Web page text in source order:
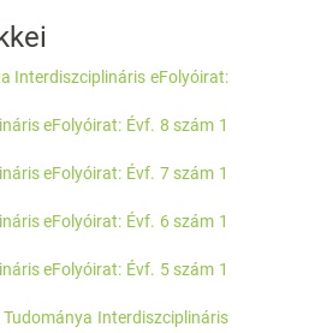
Interdiszciplináris eFolyóirat:
eFolyóirat: Évf. 8 szám 1
eFolyóirat: Évf. 7 szám 1
eFolyóirat: Évf. 6 szám 1
eFolyóirat: Évf. 5 szám 1
Interdiszciplináris